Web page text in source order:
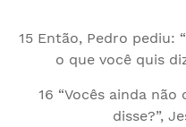
15 Então, Pedro pediu:
o que você quis
16 “Vocês ainda
disse?”,